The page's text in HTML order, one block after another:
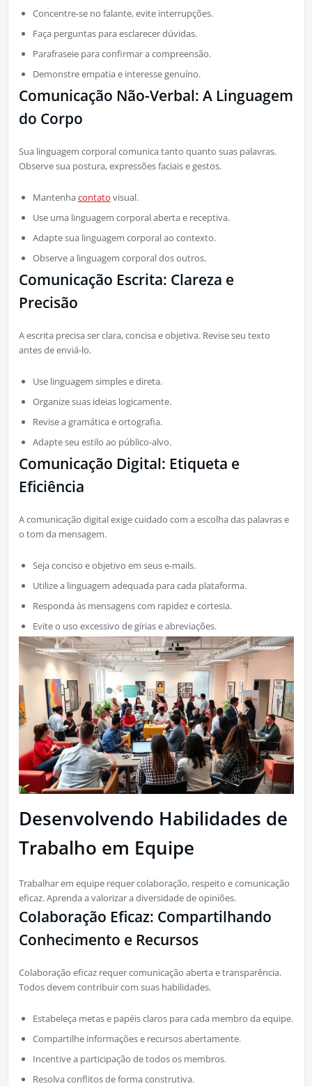
Concentre-se no falante, evite interrupções.
Faça perguntas para esclarecer dúvidas.
Parafraseie para confirmar a compreensão.
Demonstre empatia e interesse genuíno.
Comunicação Não-Verbal: A Linguagem
do Corpo
Sua linguagem corporal comunica tanto quanto suas palavras.
Observe sua postura, expressões faciais e gestos.
Mantenhacontato visual.
Use uma linguagem corporal aberta e receptiva.
Adapte sua linguagem corporal ao contexto.
Observe a linguagem corporal dos outros.
Comunicação Escrita: Clareza e
Precisão
A escrita precisa ser clara, concisa e objetiva. Revise seu texto
antes de enviá-lo.
Use linguagem simples e direta.
Organize suas ideias logicamente.
Revise a gramática e ortografia.
Adapte seu estilo ao público-alvo.
Comunicação Digital: Etiqueta e
Eficiência
A comunicação digital exige cuidado com a escolha das palavras e
o tom da mensagem.
Seja conciso e objetivo em seus e-mails.
Utilize a linguagem adequada para cada plataforma.
Responda às mensagens com rapidez e cortesia.
Evite o uso excessivo de gírias e abreviações.
Desenvolvendo Habilidades de
Trabalho em Equipe
Trabalhar em equipe requer colaboração, respeito e comunicação
eficaz. Aprenda a valorizar a diversidade de opiniões.
Colaboração Eficaz: Compartilhando
Conhecimento e Recursos
Colaboração eficaz requer comunicação aberta e transparência.
Todos devem contribuir com suas habilidades.
Estabeleça metas e papéis claros para cada membro da equipe.
Compartilhe informações e recursos abertamente.
Incentive a participação de todos os membros.
Resolva conflitos de forma construtiva.